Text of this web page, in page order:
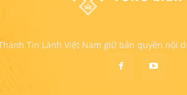
Tin Lành Việt Nam giữ bản quyền